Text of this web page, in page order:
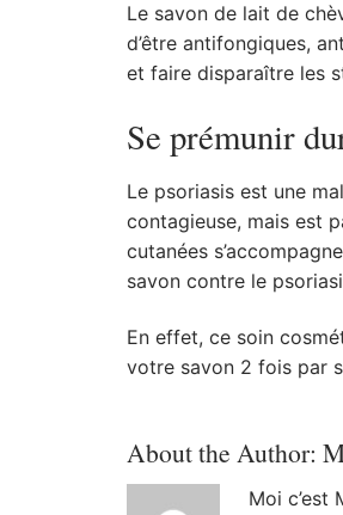
Le savon de lait de
d’être antifongiques,
et faire disparaître les
Se prémunir
Le psoriasis est une
contagieuse, mais est
cutanées
savon contre le
En effet, ce soin
votre savon 2 fois par
About the Author:
Moi c’est